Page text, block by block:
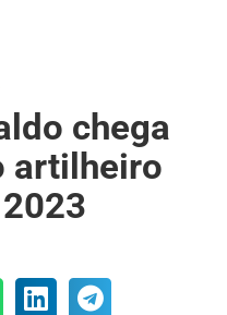
chega
artilheiro